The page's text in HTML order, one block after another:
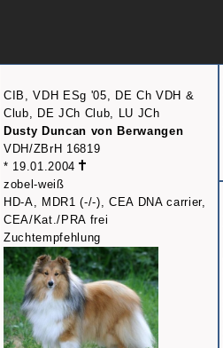
CIB, VDH ESg '05, DE Ch VDH &
Club, DE JCh Club, LU JCh
Dusty Duncan von Berwangen
VDH/ZBrH 16819
* 19.01.2004
zobel-weiß
HD-A, MDR1 (-/-), CEA DNA carrier,
CEA/Kat./PRA frei
Zuchtempfehlung